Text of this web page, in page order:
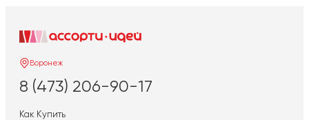
Воронеж
8 (473) 206-90-17
Как Купить